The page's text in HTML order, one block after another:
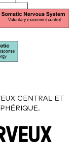
CENTRAL ET